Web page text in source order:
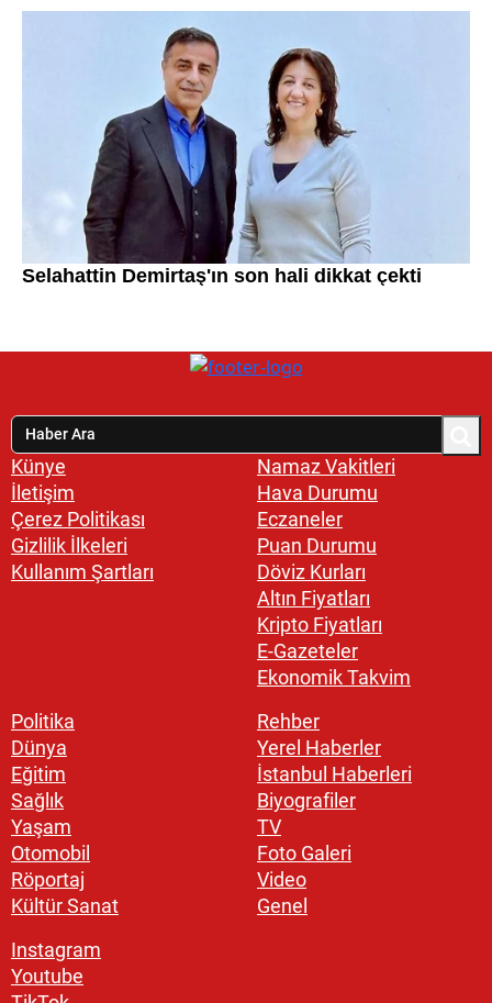
Künye
İletişim
Çerez Politikası
Gizlilik İlkeleri
Kullanım Şartları
Namaz Vakitleri
Hava Durumu
Eczaneler
Puan Durumu
Döviz Kurları
Altın Fiyatları
Kripto Fiyatları
E-Gazeteler
Ekonomik Takvim
Politika
Dünya
Eğitim
Sağlık
Yaşam
Otomobil
Röportaj
Kültür Sanat
Rehber
Yerel Haberler
İstanbul Haberleri
Biyografiler
TV
Foto Galeri
Video
Genel
Instagram
Youtube